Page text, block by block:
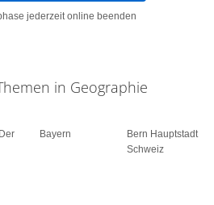
jederzeit online beenden
in Geographie
Bayern
Bern Hauptstadt
Schweiz